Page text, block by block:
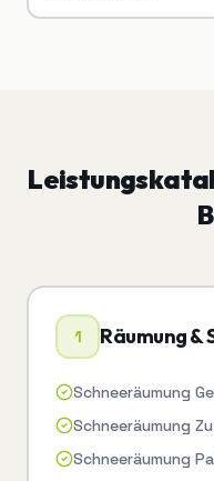
1 Räumung &
Schneeräumung
Schneeräumung
Schneeräumung